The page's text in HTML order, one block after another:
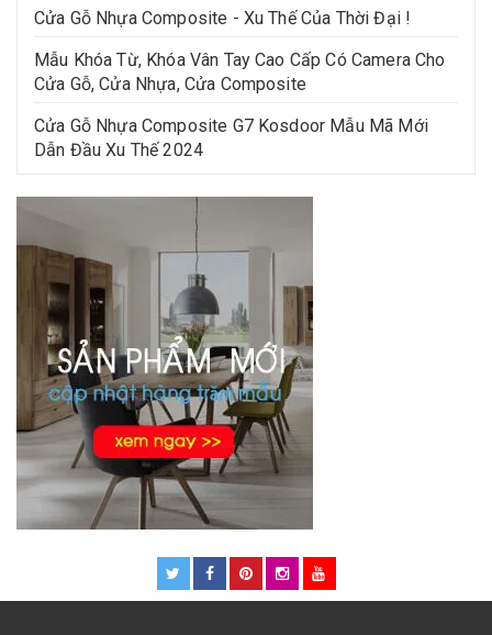
Cửa Gỗ Nhựa Composite - Xu Thế Của Thời Đại !
Mẫu Khóa Từ, Khóa Vân Tay Cao Cấp Có Camera Cho
Cửa Gỗ, Cửa Nhựa, Cửa Composite
Cửa Gỗ Nhựa Composite G7 Kosdoor Mẫu Mã Mới
Dẫn Đầu Xu Thế 2024